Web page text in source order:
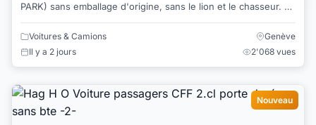
PARK) sans emballage d'origine, sans le lion et le chasseur. Le
Voitures & Camions
Genève
Il y a 2 jours
2'068 vues
Nouveau